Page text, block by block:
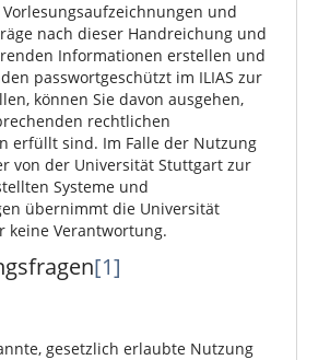
und
nach dieser Handreichung und
Informationen erstellen und
passwortgeschützt im ILIAS zur
können Sie davon ausgehen,
rechtlichen
erfüllt sind. Im Falle der Nutzung
von der Universität Stuttgart zur
Systeme und
übernimmt die Universität
keine Verantwortung.
[1]
gesetzlich erlaubte Nutzung